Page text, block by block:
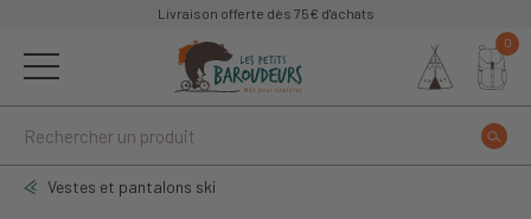
Livraison offerte dès 75€ d'achats
0
Vestes et pantalons ski